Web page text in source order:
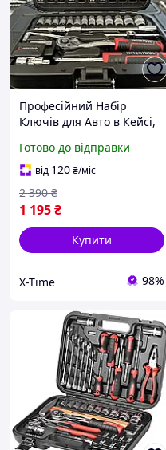
Професійний Набір
Ключів для Авто в Кейсі,
інструментів (46 од), XTM
Готово до відправки
від 120₴/міс
1 195₴
2 390 ₴
Купити
X-Time 98%